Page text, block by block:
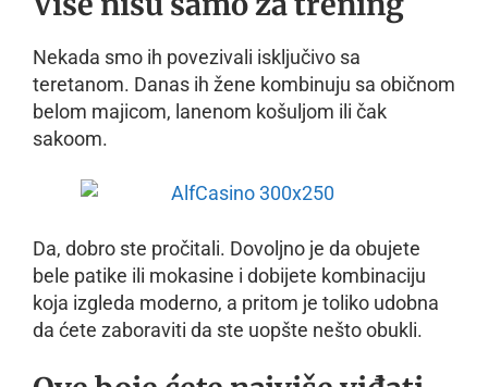
Nekada smo ih povezivali isključivo sa
teretanom. Danas ih žene kombinuju sa običnom
belom majicom, lanenom košuljom ili čak
sakoom.
Da, dobro ste pročitali. Dovoljno je da obujete
bele patike ili mokasine i dobijete kombinaciju
koja izgleda moderno, a pritom je toliko udobna
da ćete zaboraviti da ste uopšte nešto obukli.